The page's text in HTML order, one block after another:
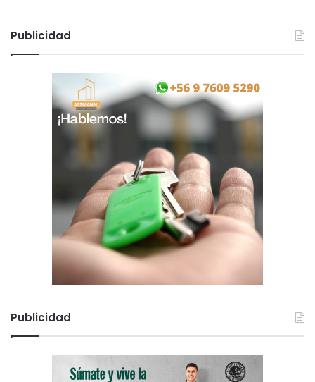
Publicidad
Publicidad